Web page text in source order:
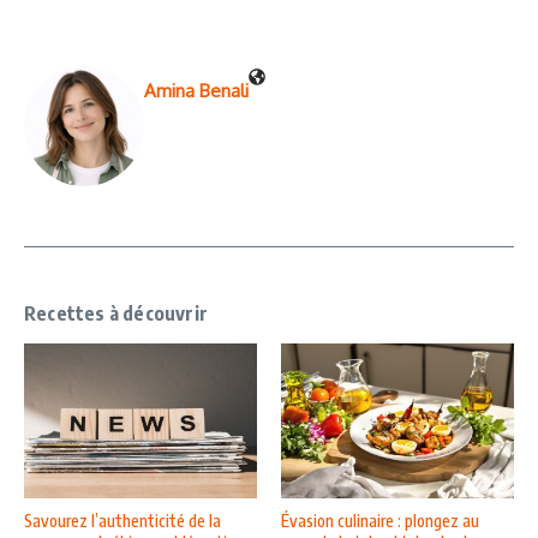
Amina Benali
Recettes à découvrir
Savourez l’authenticité de la
Évasion culinaire : plongez au